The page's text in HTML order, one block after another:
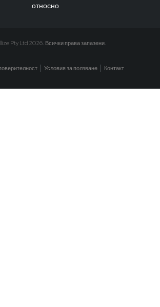
относно
Pty Ltd 2026. Всички права запазени.
Условия за ползване Контакт